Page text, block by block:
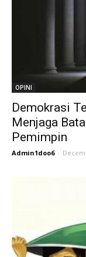
OPINI
Demokrasi
Menjaga
Pemimpin
Admin1doo6 -